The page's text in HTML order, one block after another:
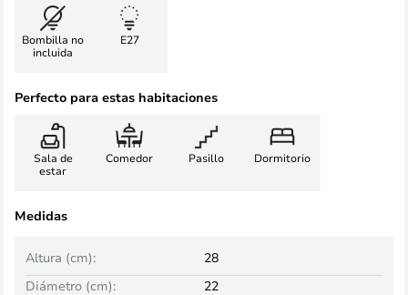
Bombilla no
incluida
E27
Perfecto para estas habitaciones
Sala de
estar
Comedor Pasillo Dormitorio
Medidas
Altura (cm):
28
Diámetro (cm):
22